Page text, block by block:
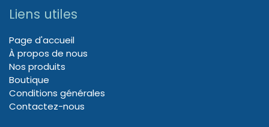
Liens utiles
Page d'accueil
À propos de nous
Nos produits
Boutique
Conditions générales
Contactez-nous